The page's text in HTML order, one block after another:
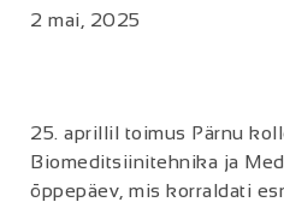
2 mai, 2025
25. aprillil toimus Pärnu
Biomeditsiinitehnika ja
õppepäev, mis korraldati